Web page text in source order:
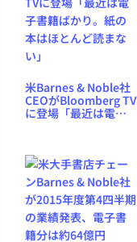
米Barnes & Noble社
CEOがBloomberg TV
に登場「最近は電子
い」